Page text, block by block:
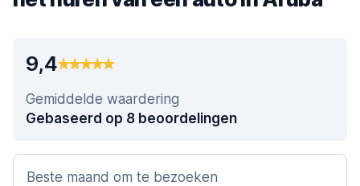
9,4
Gemiddelde waardering
Gebaseerd op 8 beoordelingen
Beste maand om te bezoeken